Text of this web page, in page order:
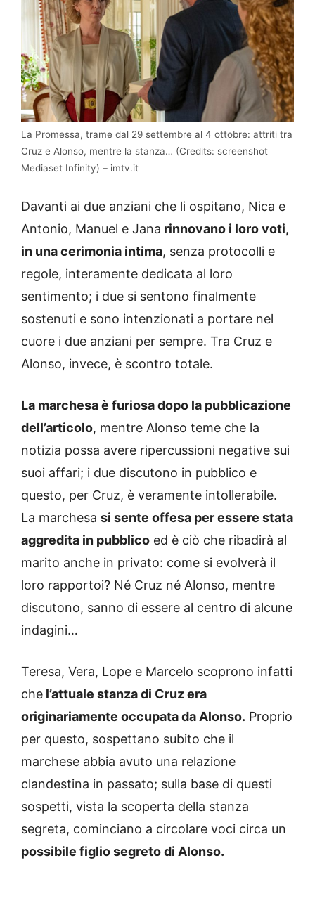
La Promessa, trame dal 29 settembre al 4 ottobre: attriti tra
Cruz e Alonso, mentre la stanza… (Credits: screenshot
Mediaset Infinity) – imtv.it
Davanti ai due anziani che li ospitano, Nica e
Antonio, Manuel e Jana rinnovano i loro voti,
in una cerimonia intima, senza protocolli e
regole, interamente dedicata al loro
sentimento; i due si sentono finalmente
sostenuti e sono intenzionati a portare nel
cuore i due anziani per sempre. Tra Cruz e
Alonso, invece, è scontro totale.
La marchesa è furiosa dopo la pubblicazione
dell’articolo, mentre Alonso teme che la
notizia possa avere ripercussioni negative sui
suoi affari; i due discutono in pubblico e
questo, per Cruz, è veramente intollerabile.
La marchesa si sente offesa per essere stata
aggredita in pubblico ed è ciò che ribadirà al
marito anche in privato: come si evolverà il
loro rapportoi? Né Cruz né Alonso, mentre
discutono, sanno di essere al centro di alcune
indagini…
Teresa, Vera, Lope e Marcelo scoprono infatti
che l’attuale stanza di Cruz era
originariamente occupata da Alonso. Proprio
per questo, sospettano subito che il
marchese abbia avuto una relazione
clandestina in passato; sulla base di questi
sospetti, vista la scoperta della stanza
segreta, cominciano a circolare voci circa un
possibile figlio segreto di Alonso.